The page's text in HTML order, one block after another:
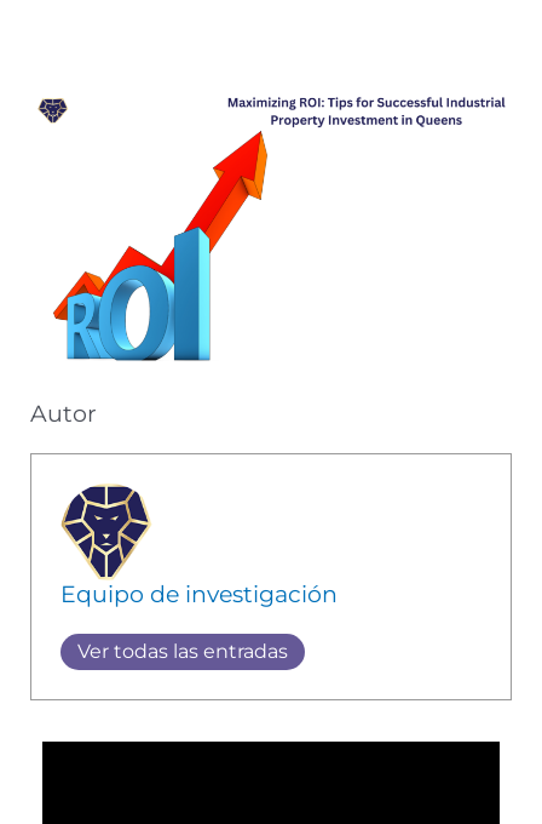
Autor
Equipo de investigación
Ver todas las entradas